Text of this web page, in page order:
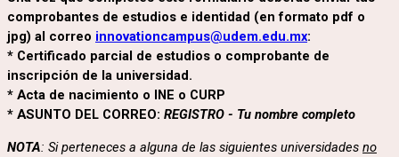
comprobantes de estudios e identidad (en formato pdf o
jpg) al correo innovationcampus@udem.edu.mx:
* Certificado parcial de estudios o comprobante de
inscripción de la universidad.
* Acta de nacimiento o INE o CURP
* ASUNTO DEL CORREO: REGISTRO - Tu nombre completo
NOTA: Si perteneces a alguna de las siguientes universidades no